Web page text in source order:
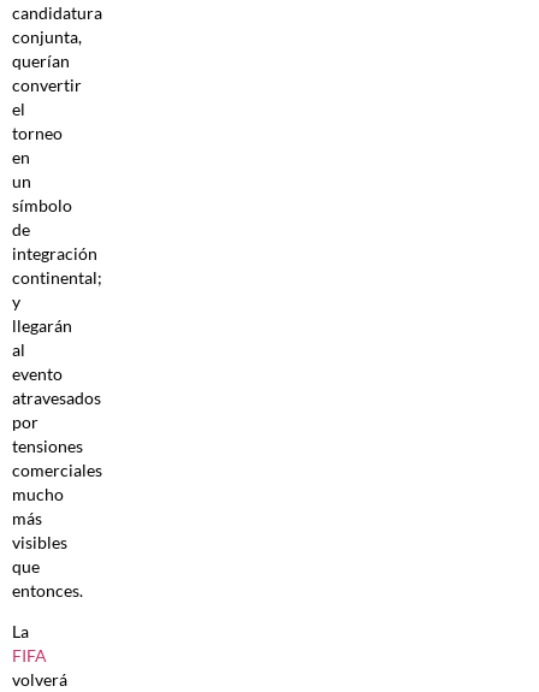
candidatura
conjunta,
querían
convertir
el
torneo
en
un
símbolo
de
integración
continental;
y
llegarán
al
evento
atravesados
por
tensiones
comerciales
mucho
más
visibles
que
entonces.
La
FIFA
volverá